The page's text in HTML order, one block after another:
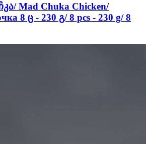
Mad Chuka Chicken/
8 ც - 230 გ/ 8 pcs - 230 g/ 8